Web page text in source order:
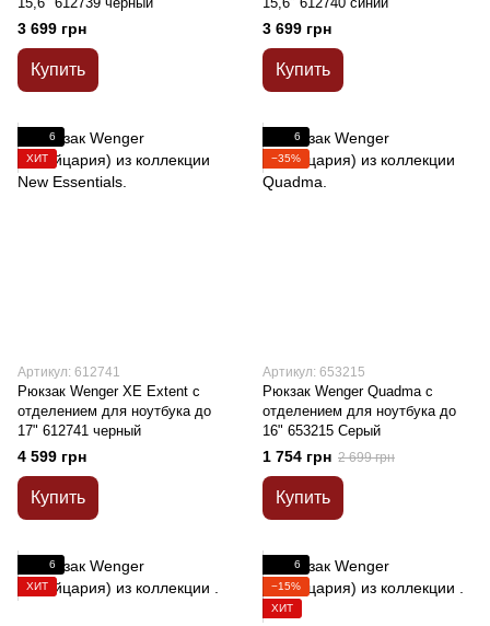
3 699 грн
Купить
3 699 грн
Купить
6
ХИТ
Артикул: 612741
Рюкзак Wenger XE Extent с
отделением для ноутбука до
17" 612741 черный
4 599 грн
Купить
6
−35%
Артикул: 653215
Рюкзак Wenger Quadma с
отделением для ноутбука до
16" 653215 Серый
1 754 грн 2 699 грн
Купить
6
ХИТ
6
−15%
ХИТ